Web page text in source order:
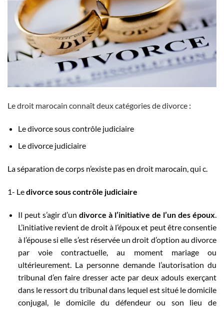
Le droit marocain connaît deux catégories de divorce :
Le divorce sous contrôle judiciaire
Le divorce judiciaire
La séparation de corps n’existe pas en droit marocain, qui c.
1- Ledivorce sous contrôle judiciaire
Il peut s’agir d’un divorce à l’initiative de l’un des époux.
L’initiative revient de droit à l’époux et peut être consentie
à l’épouse si elle s’est réservée un droit d’option au divorce
par voie contractuelle, au moment mariage ou
ultérieurement. La personne demande l’autorisation du
tribunal d’en faire dresser acte par deux adouls exerçant
dans le ressort du tribunal dans lequel est situé le domicile
conjugal, le domicile du défendeur ou son lieu de